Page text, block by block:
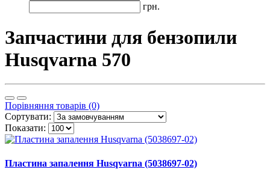
грн.
Запчастини для бензопили
Husqvarna 570
Порівняння товарів (0)
Сортувати:
Показати:
Пластина запалення Husqvarna (5038697-02)